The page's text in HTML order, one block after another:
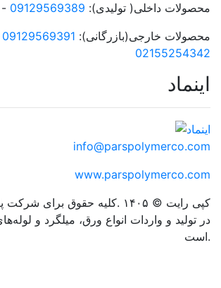
محصولات داخلی( تولیدی): 09129569389
-
محصولات خارجی(بازرگانی): 09129569391
02155254342
اینماد
info@parspolymerco.com
www.parspolymerco.com
کپی رایت © ۱۴۰۵ .کلیه حقوق
در تولید و واردات انواع ورق، میلگرد و
است.